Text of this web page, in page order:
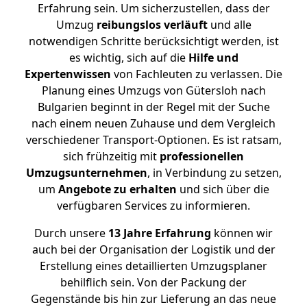
Erfahrung sein. Um sicherzustellen, dass der
Umzug reibungslos verläuftund alle
notwendigen Schritte berücksichtigt werden, ist
es wichtig, sich auf die Hilfe und
Expertenwissen von Fachleuten zu verlassen. Die
Planung eines Umzugs von Gütersloh nach
Bulgarien beginnt in der Regel mit der Suche
nach einem neuen Zuhause und dem Vergleich
verschiedener Transport-Optionen. Es ist ratsam,
sich frühzeitig mit professionellen
Umzugsunternehmen, in Verbindung zu setzen,
um Angebote zu erhalten und sich über die
verfügbaren Services zu informieren.
Durch unsere 13 Jahre Erfahrung können wir
auch bei der Organisation der Logistik und der
Erstellung eines detaillierten Umzugsplaner
behilflich sein. Von der Packung der
Gegenstände bis hin zur Lieferung an das neue